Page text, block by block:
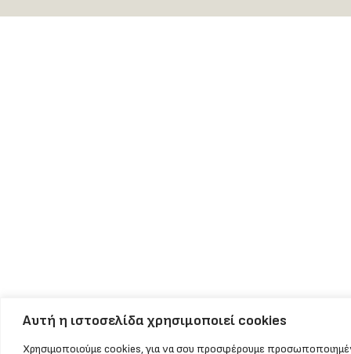
Αυτή η ιστοσελίδα χρησιμοποιεί cookies
Χρησιμοποιούμε cookies, για να σου προσφέρουμε